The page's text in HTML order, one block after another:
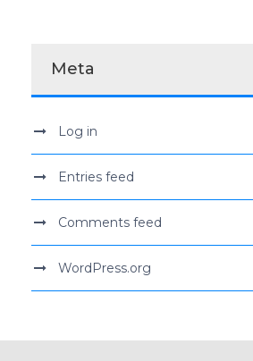
Meta
Log in
Entries feed
Comments feed
WordPress.org